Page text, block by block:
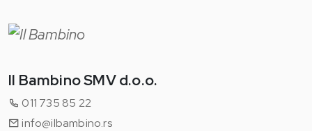
Il Bambino SMV d.o.o.
011 735 85 22
info@ilbambino.rs